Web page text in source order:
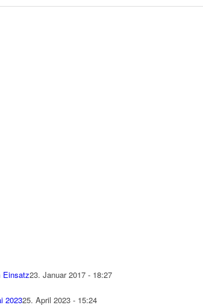
Einsatz23. Januar 2017 - 18:27
202325. April 2023 - 15:24